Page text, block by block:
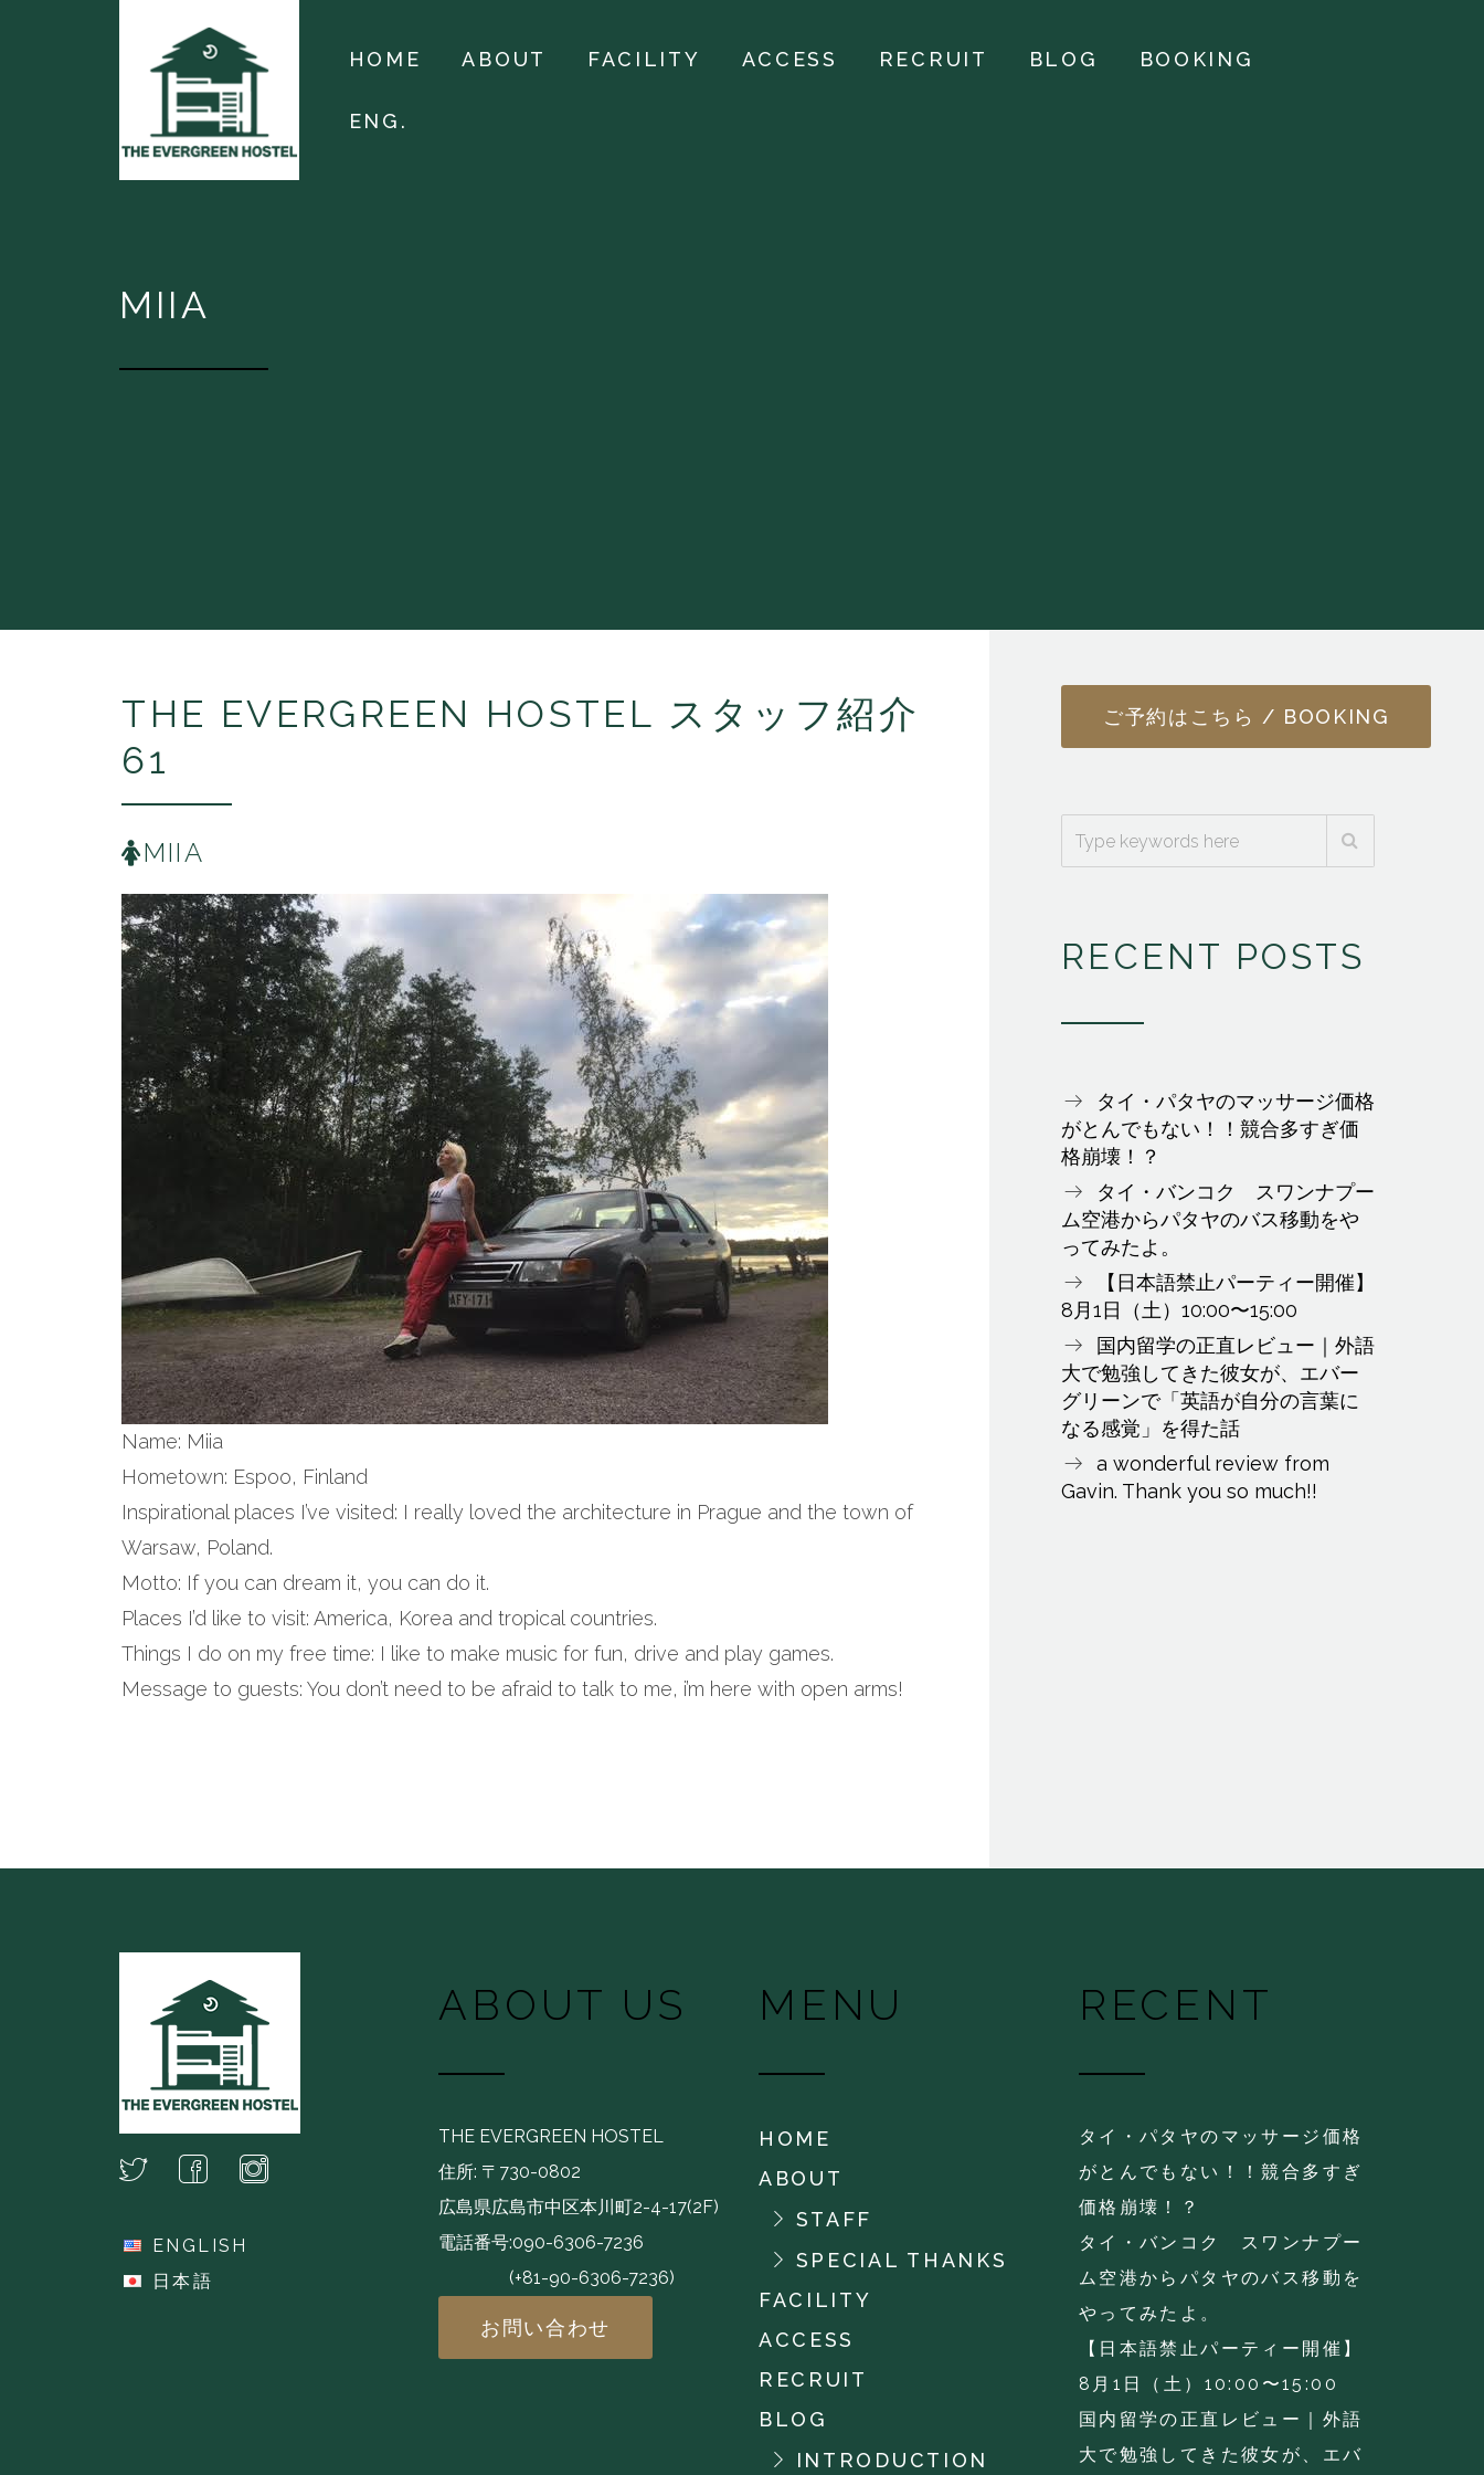
HOME ABOUT FACILITY ACCESS RECRUIT BLOG BOOKING
ENG.
MIIA
THE EVERGREEN HOSTEL スタッフ紹介
61
MIIA
Name: Miia
Hometown: Espoo, Finland
Inspirational places I’ve visited: I really loved the architecture in Prague and the town of
Warsaw, Poland.
Motto: If you can dream it, you can do it.
Places I’d like to visit: America, Korea and tropical countries.
Things I do on my free time: I like to make music for fun, drive and play games.
Message to guests: You don’t need to be afraid to talk to me, i’m here with open arms!
ご予約はこちら / BOOKING
RECENT POSTS
タイ・パタヤのマッサージ価格
がとんでもない！！競合多すぎ価
格崩壊！？
タイ・バンコク スワンナプー
ム空港からパタヤのバス移動をや
ってみたよ。
【日本語禁止パーティー開催】
8月1日（土）10:00〜15:00
国内留学の正直レビュー｜外語
大で勉強してきた彼女が、エバー
グリーンで「英語が自分の言葉に
なる感覚」を得た話
a wonderful review from
Gavin. Thank you so much!!
ENGLISH
日本語
ABOUT US
THE EVERGREEN HOSTEL
住所: 〒730-0802
広島県広島市中区本川町2-4-17(2F)
電話番号:090-6306-7236
(+81-90-6306-7236)
お問い合わせ
MENU
HOME
ABOUT
STAFF
SPECIAL THANKS
FACILITY
ACCESS
RECRUIT
BLOG
INTRODUCTION
RECENT
タイ・パタヤのマッサージ価格
がとんでもない！！競合多すぎ
価格崩壊！？
タイ・バンコク スワンナプー
ム空港からパタヤのバス移動を
やってみたよ。
【日本語禁止パーティー開催】
8月1日（土）10:00〜15:00
国内留学の正直レビュー｜外語
大で勉強してきた彼女が、エバ